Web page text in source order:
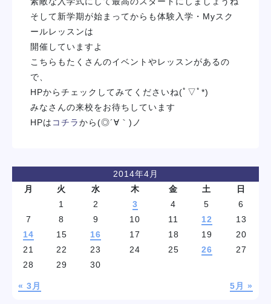
そして新学期が始まってからも体験入学・Myスク
ールレッスンは
開催していますよ
こちらもたくさんのイベントやレッスンがあるの
で、
HPからチェックしてみてくださいね(ﾟ▽ﾟ*)
みなさんの来校をお待ちしています
HPは コチラから(◎´∀｀)ノ
2014年4月
月
火 水 木 金 土 日
« 3月 5月 »
1 2 3 4 5
6
7
8 9 10 11 12
13
14
15 16 17 18 19
20
21
22 23 24 25 26
27
28
29 30